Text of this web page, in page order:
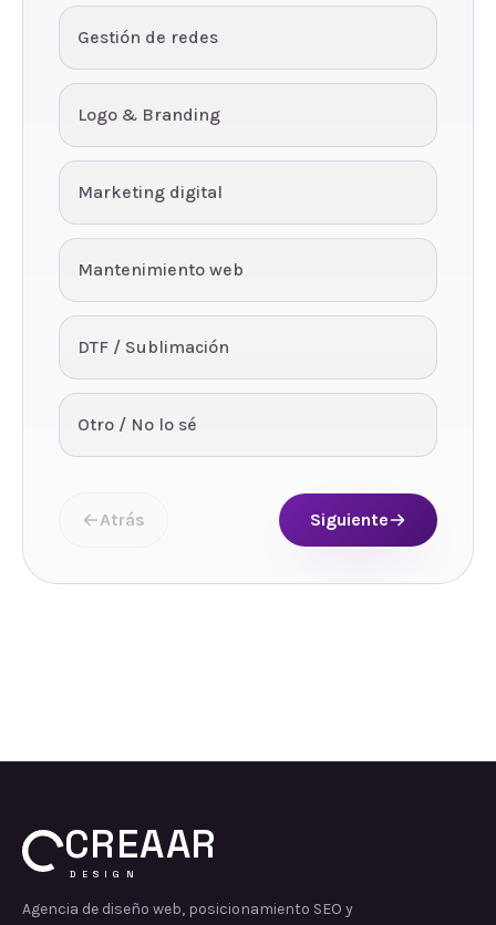
Gestión de redes
Logo & Branding
Marketing digital
Mantenimiento web
DTF / Sublimación
Otro / No lo sé
Atrás Siguiente
CREAAR
DESIGN
Agencia de diseño web, posicionamiento SEO y